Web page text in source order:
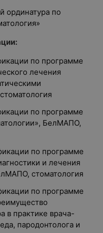
ординатура по
по программе
лечения
по программе
БелМАПО,
по программе
и лечения
стоматология
по программе
в практике врача-
пародонтолога и